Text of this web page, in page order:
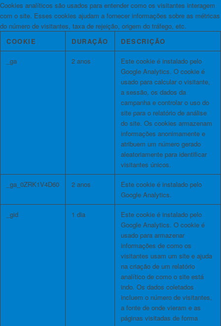
Cookies analíticos são usados ​​para entender como os visitantes interagem
com o site. Esses cookies ajudam a fornecer informações sobre as métricas
do número de visitantes, taxa de rejeição, origem do tráfego, etc.
COOKIE
DURAÇÃO DESCRIÇÃO
_ga 2 anos
Este cookie é instalado pelo
Google Analytics. O cookie é
usado para calcular o visitante,
a sessão, os dados da
campanha e controlar o uso do
site para o relatório de análise
do site. Os cookies armazenam
informações anonimamente e
atribuem um número gerado
aleatoriamente para identificar
visitantes únicos.
_ga_0ZRK1V4D60 2 anos
Este cookie é instalado pelo
Google Analytics.
_gid 1 dia
Este cookie é instalado pelo
Google Analytics. O cookie é
usado para armazenar
informações de como os
visitantes usam um site e ajuda
na criação de um relatório
analítico de como o site está
indo. Os dados coletados
incluem o número de visitantes,
a fonte de onde vieram e as
páginas visitadas de forma